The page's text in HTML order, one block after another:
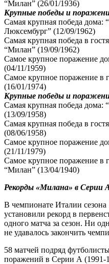
“Милан” (26/01/1936)
Крупные победы и
Самая крупная победа дома:
Люксембург” (12/09/1962)
Самая крупная победа в
“Милан” (19/09/1962)
Самое крупное поражение
(04/11/1959)
Самое крупное поражение в
(16/01/1974)
Крупные победы и
Самая крупная победа дома:
(13/09/1958)
Самая крупная победа в
(08/06/1958)
Самое крупное поражение
(21/11/1979)
Самое крупное поражение в
“Милан” (13/04/1940)
Рекорды «Милана» в Серии
В чемпионате Италии
установили рекорд в
одного матча за сезон. Ни
не удавалось закончить
58 матчей подряд
поражений в Серии А (1991-